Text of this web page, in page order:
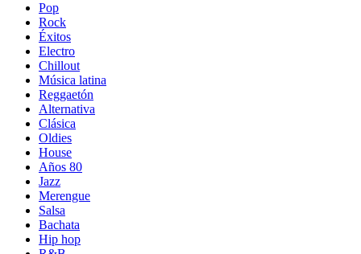
Pop
Rock
Éxitos
Electro
Chillout
Música latina
Reggaetón
Alternativa
Clásica
Oldies
House
Años 80
Jazz
Merengue
Salsa
Bachata
Hip hop